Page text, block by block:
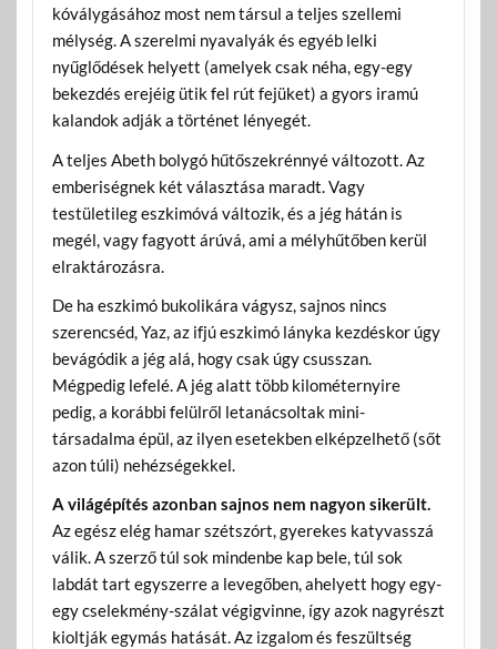
kóválygásához most nem társul a teljes szellemi
mélység. A szerelmi nyavalyák és egyéb lelki
nyűglődések helyett (amelyek csak néha, egy-egy
bekezdés erejéig ütik fel rút fejüket) a gyors iramú
kalandok adják a történet lényegét.
A teljes Abeth bolygó hűtőszekrénnyé változott. Az
emberiségnek két választása maradt. Vagy
testületileg eszkimóvá változik, és a jég hátán is
megél, vagy fagyott árúvá, ami a mélyhűtőben kerül
elraktározásra.
De ha eszkimó bukolikára vágysz, sajnos nincs
szerencséd, Yaz, az ifjú eszkimó lányka kezdéskor úgy
bevágódik a jég alá, hogy csak úgy csusszan.
Mégpedig lefelé. A jég alatt több kilométernyire
pedig, a korábbi felülről letanácsoltak mini-
társadalma épül, az ilyen esetekben elképzelhető (sőt
azon túli) nehézségekkel.
A világépítés azonban sajnos nem nagyon sikerült.
Az egész elég hamar szétszórt, gyerekes katyvasszá
válik. A szerző túl sok mindenbe kap bele, túl sok
labdát tart egyszerre a levegőben, ahelyett hogy egy-
egy cselekmény-szálat végigvinne, így azok nagyrészt
kioltják egymás hatását. Az izgalom és feszültség